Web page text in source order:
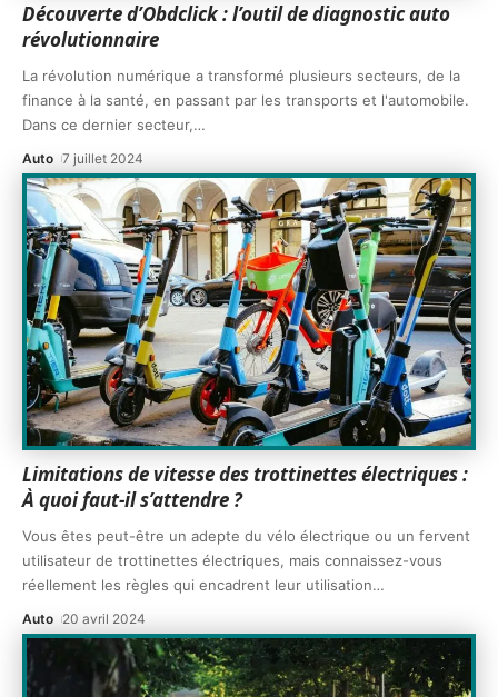
Découverte d’Obdclick : l’outil de diagnostic auto
révolutionnaire
La révolution numérique a transformé plusieurs secteurs, de la
finance à la santé, en passant par les transports et l'automobile.
Dans ce dernier secteur,…
Auto 7 juillet 2024
Limitations de vitesse des trottinettes électriques :
À quoi faut-il s’attendre ?
Vous êtes peut-être un adepte du vélo électrique ou un fervent
utilisateur de trottinettes électriques, mais connaissez-vous
réellement les règles qui encadrent leur utilisation…
Auto 20 avril 2024